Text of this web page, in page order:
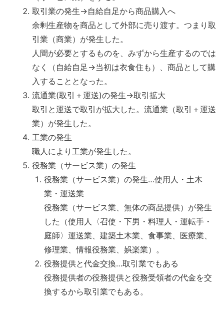
取引業の発生→自給自足から商品購入へ
余剰生産物を商品として外部に売り渡す。つまり取
引業（商業）が発生した。
人間が必要とするものを、みずから生産するのでは
なく（自給自足→当初は衣食住も）、商品として購
入することとなった。
流通業(取引＋運送)の発生→取引拡大
取引と運送で取引が拡大した。流通業（取引＋運送
業）が発生した。
工業の発生
職人により工業が発生した。
役務業（サービス業）の発生
役務業（サービス業）の発生…使用人・土木
業・運送業
役務業（サービス業、無体の商品提供）が発生
した（使用人〈召使・下男・料理人・運転手・
庭師〉運送業、建築土木業、食事業、医療業、
修理業、情報役務業、娯楽業）。
役務提供と代金交換…取引業でもある
役務提供者の役務提供と役務受領者の代金を交
換するから取引業でもある。